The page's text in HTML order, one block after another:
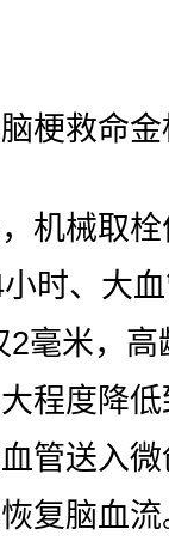
梗救命金
机械取栓
时、大
2毫米，高
程度降
管送入
复脑血流